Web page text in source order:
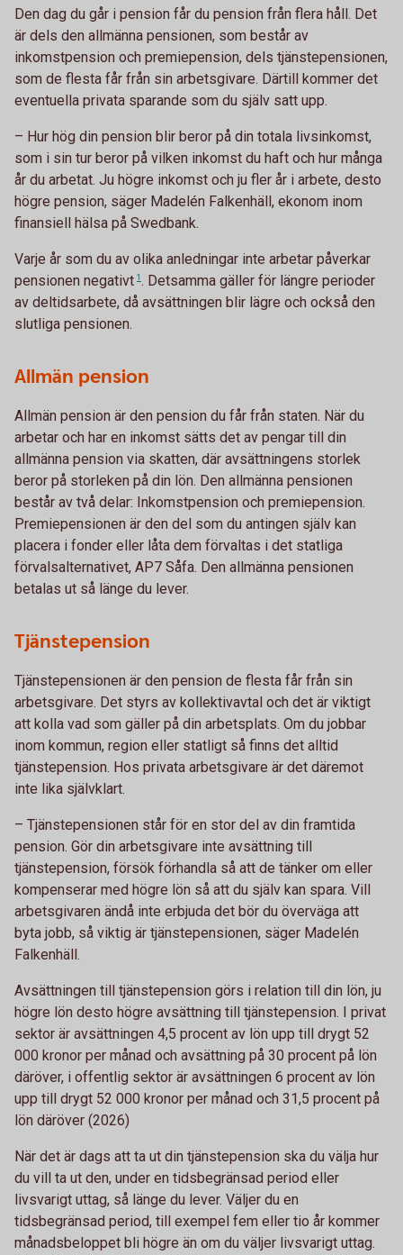
Den dag du går i pension får du pension från flera håll. Det
är dels den allmänna pensionen, som består av
inkomstpension och premiepension, dels tjänstepensionen,
som de flesta får från sin arbetsgivare. Därtill kommer det
eventuella privata sparande som du själv satt upp.
– Hur hög din pension blir beror på din totala livsinkomst,
som i sin tur beror på vilken inkomst du haft och hur många
år du arbetat. Ju högre inkomst och ju fler år i arbete, desto
högre pension, säger Madelén Falkenhäll, ekonom inom
finansiell hälsa på Swedbank.
Varje år som du av olika anledningar inte arbetar påverkar
pensionen negativt 1. Detsamma gäller för längre perioder
av deltidsarbete, då avsättningen blir lägre och också den
slutliga pensionen.
Allmän pension
Allmän pension är den pension du får från staten. När du
arbetar och har en inkomst sätts det av pengar till din
allmänna pension via skatten, där avsättningens storlek
beror på storleken på din lön. Den allmänna pensionen
består av två delar: Inkomstpension och premiepension.
Premiepensionen är den del som du antingen själv kan
placera i fonder eller låta dem förvaltas i det statliga
förvalsalternativet, AP7 Såfa. Den allmänna pensionen
betalas ut så länge du lever.
Tjänstepension
Tjänstepensionen är den pension de flesta får från sin
arbetsgivare. Det styrs av kollektivavtal och det är viktigt
att kolla vad som gäller på din arbetsplats. Om du jobbar
inom kommun, region eller statligt så finns det alltid
tjänstepension. Hos privata arbetsgivare är det däremot
inte lika självklart.
– Tjänstepensionen står för en stor del av din framtida
pension. Gör din arbetsgivare inte avsättning till
tjänstepension, försök förhandla så att de tänker om eller
kompenserar med högre lön så att du själv kan spara. Vill
arbetsgivaren ändå inte erbjuda det bör du överväga att
byta jobb, så viktig är tjänstepensionen, säger Madelén
Falkenhäll.
Avsättningen till tjänstepension görs i relation till din lön, ju
högre lön desto högre avsättning till tjänstepension. I privat
sektor är avsättningen 4,5 procent av lön upp till drygt 52
000 kronor per månad och avsättning på 30 procent på lön
däröver, i offentlig sektor är avsättningen 6 procent av lön
upp till drygt 52 000 kronor per månad och 31,5 procent på
lön däröver (2026)
När det är dags att ta ut din tjänstepension ska du välja hur
du vill ta ut den, under en tidsbegränsad period eller
livsvarigt uttag, så länge du lever. Väljer du en
tidsbegränsad period, till exempel fem eller tio år kommer
månadsbeloppet bli högre än om du väljer livsvarigt uttag.